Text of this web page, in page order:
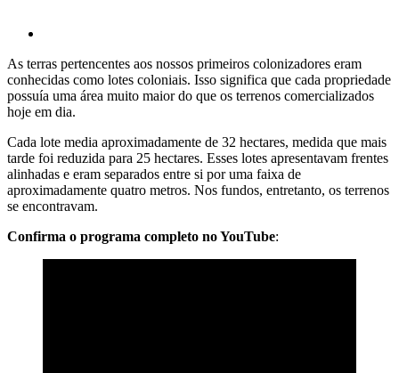
As terras pertencentes aos nossos primeiros colonizadores eram
conhecidas como lotes coloniais. Isso significa que cada propriedade
possuía uma área muito maior do que os terrenos comercializados
hoje em dia.
Cada lote media aproximadamente de 32 hectares, medida que mais
tarde foi reduzida para 25 hectares. Esses lotes apresentavam frentes
alinhadas e eram separados entre si por uma faixa de
aproximadamente quatro metros. Nos fundos, entretanto, os terrenos
se encontravam.
Confirma o programa completo no YouTube: